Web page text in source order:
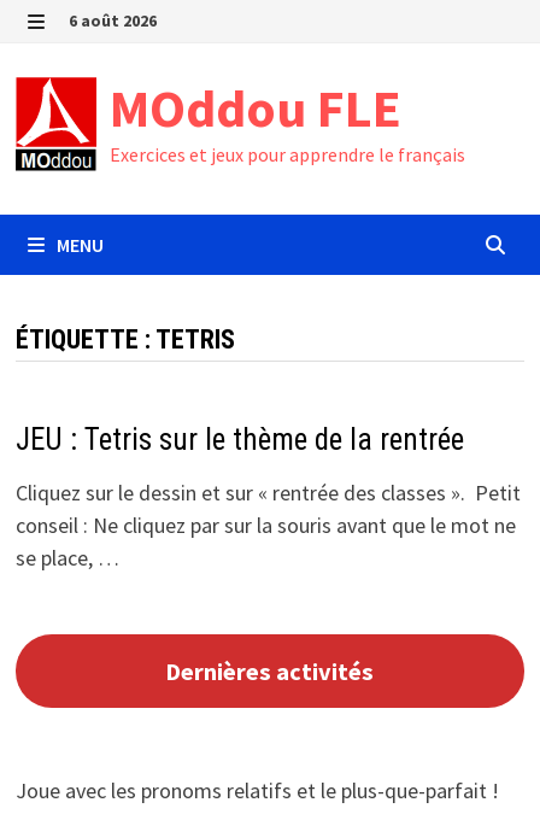
Passer
contenu
6 août 2026
MOddou FLE
Exercices et jeux pour apprendre le français
MENU
ÉTIQUETTE : TETRIS
JEU : Tetris sur le thème de la rentrée
Cliquez sur le dessin et sur « rentrée des classes ». Petit
conseil : Ne cliquez par sur la souris avant que le mot ne
se place, …
Dernières activités
Joue avec les pronoms relatifs et le plus-que-parfait !